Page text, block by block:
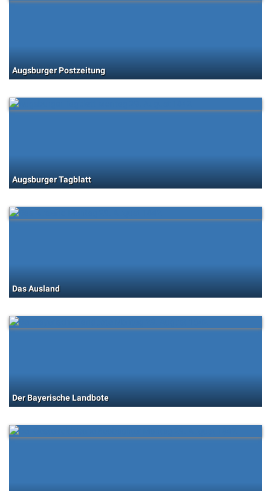
Augsburger Postzeitung
Augsburger Tagblatt
Das Ausland
Der Bayerische Landbote